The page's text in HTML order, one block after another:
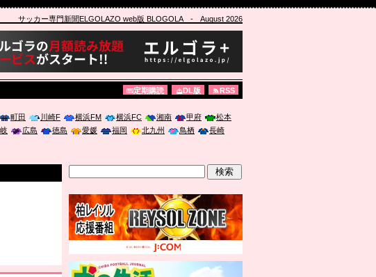
サッカー専門新聞ELGOLAZO web版 BLOGOLA- August 2026
定期購読 DL版 RSS
町田 川崎F 横浜FM 横浜FC 湘南 甲府
松本
広島 徳島 愛媛 福岡 北九州 鳥栖
長崎